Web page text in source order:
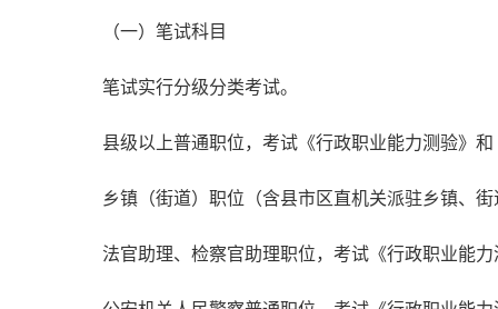
（一）笔试科目
笔试实行分级分类考试。
县级以上普通职位，考试《行政职业能力测验》
乡镇（街道）职位（含县市区直机关派驻乡镇、
法官助理、检察官助理职位，考试《行政职业能